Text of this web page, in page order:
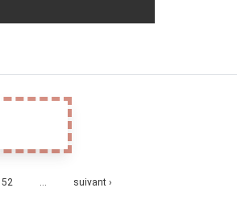
52 …
suivant ›